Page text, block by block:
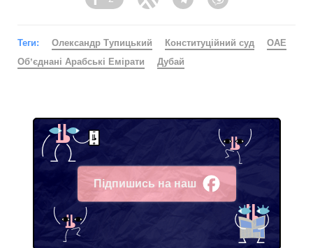
Facebook Twitter TelegramViber
Теги: Олександр Тупицький Конституційний суд
ОАЕ
Обʼєднані Арабські Емірати
Дубай
Підпишись на наш
Facebook